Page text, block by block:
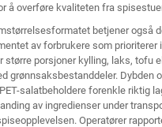
å overføre kvaliteten fra
betjener også
av forbrukere som prioriterer
større porsjoner kylling, laks, tofu
grønnsaksbestanddeler. Dybden
salatbeholdere forenkle riktig
av ingredienser under
Operatører